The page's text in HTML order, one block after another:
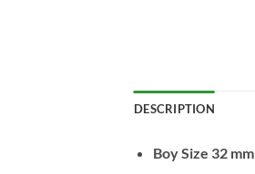
DESCRIPTION
Boy Size 32 mm